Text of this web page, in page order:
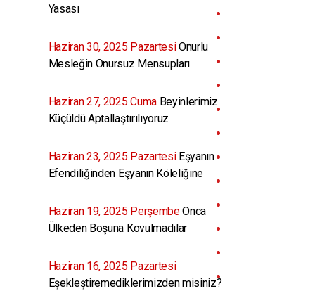
Yasası
Haziran 30, 2025 PazartesiOnurlu
Mesleğin Onursuz Mensupları
Haziran 27, 2025 CumaBeyinlerimiz
Küçüldü Aptallaştırılıyoruz
Haziran 23, 2025 PazartesiEşyanın
Efendiliğinden Eşyanın Köleliğine
Haziran 19, 2025 PerşembeOnca
Ülkeden Boşuna Kovulmadılar
Haziran 16, 2025 Pazartesi
Eşekleştiremediklerimizden misiniz?